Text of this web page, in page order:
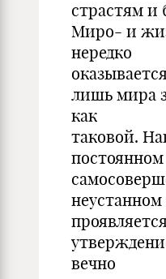
страстям и
Миро- и
нередко
лишь мира
как
таковой.
вечно